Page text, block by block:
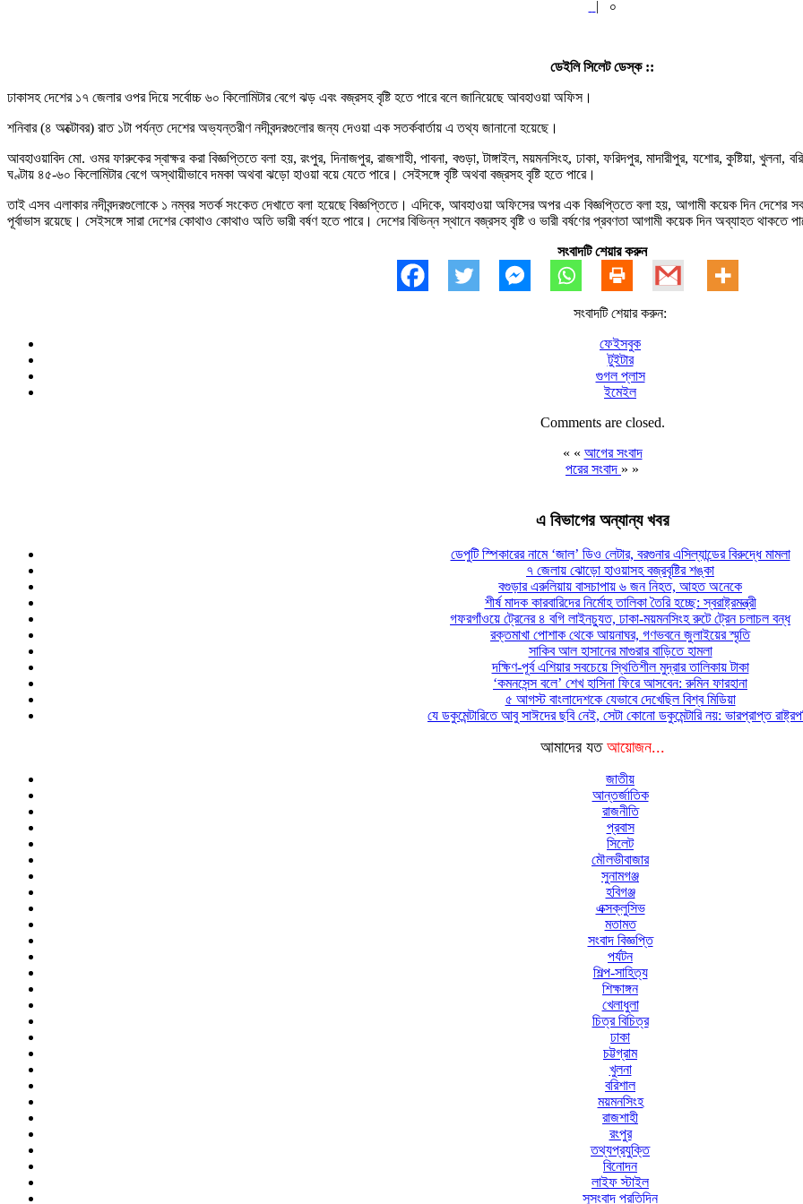
| ০
ডেইলি সিলেট ডেস্ক ::
ঢাকাসহ দেশের ১৭ জেলার ওপর দিয়ে সর্বোচ্চ ৬০ কিলোমিটার বেগে ঝড় এবং বজ্রসহ বৃষ্টি হতে পারে বলে জানিয়েছে আবহাওয়া অফিস।
শনিবার (৪ অক্টোবর) রাত ১টা পর্যন্ত দেশের অভ্যন্তরীণ নদীবন্দরগুলোর জন্য দেওয়া এক সতর্কবার্তায় এ তথ্য জানানো হয়েছে।
আবহাওয়াবিদ মো. ওমর ফারুকের স্বাক্ষর করা বিজ্ঞপ্তিতে বলা হয়, রংপুর, দিনাজপুর, রাজশাহী, পাবনা, বগুড়া, টাঙ্গাইল, ময়মনসিংহ, ঢাকা, ফরিদপুর, মাদারীপুর, যশোর, কুষ্টিয়া, খুলনা,
ঘণ্টায় ৪৫-৬০ কিলোমিটার বেগে অস্থায়ীভাবে দমকা অথবা ঝড়ো হাওয়া বয়ে যেতে পারে। সেইসঙ্গে বৃষ্টি অথবা বজ্রসহ বৃষ্টি হতে পারে।
তাই এসব এলাকার নদীবন্দরগুলোকে ১ নম্বর সতর্ক সংকেত দেখাতে বলা হয়েছে বিজ্ঞপ্তিতে। এদিকে, আবহাওয়া অফিসের অপর এক বিজ্ঞপ্তিতে বলা হয়, আগামী কয়েক দিন দেশের সব
পূর্বাভাস রয়েছে। সেইসঙ্গে সারা দেশের কোথাও কোথাও অতি ভারী বর্ষণ হতে পারে। দেশের বিভিন্ন স্থানে বজ্রসহ বৃষ্টি ও ভারী বর্ষণের প্রবণতা আগামী কয়েক দিন অব্যাহত থাকতে
সংবাদটি শেয়ার করুন
সংবাদটি শেয়ার করুন:
ফেইসবুক
টুইটার
গুগল প্লাস
ইমেইল
Comments are closed.
« « আগের সংবাদ
পরের সংবাদ » »
এ বিভাগের অন্যান্য খবর
ডেপুটি স্পিকারের নামে ‘জাল’ ডিও লেটার, বরগুনার এসিল্যান্ডের বিরুদ্ধে মামলা
৭ জেলায় ঝোড়ো হাওয়াসহ বজ্রবৃষ্টির শঙ্কা
বগুড়ার এরুলিয়ায় বাসচাপায় ৬ জন নিহত, আহত অনেকে
শীর্ষ মাদক কারবারিদের নির্মোহ তালিকা তৈরি হচ্ছে: স্বরাষ্ট্রমন্ত্রী
গফরগাঁওয়ে ট্রেনের ৪ বগি লাইনচ্যুত, ঢাকা-ময়মনসিংহ রুটে ট্রেন চলাচল বন্ধ
রক্তমাখা পোশাক থেকে আয়নাঘর, গণভবনে জুলাইয়ের স্মৃতি
সাকিব আল হাসানের মাগুরার বাড়িতে হামলা
দক্ষিণ-পূর্ব এশিয়ার সবচেয়ে স্থিতিশীল মুদ্রার তালিকায় টাকা
‘কমনসেন্স বলে’ শেখ হাসিনা ফিরে আসবেন: রুমিন ফারহানা
৫ আগস্ট বাংলাদেশকে যেভাবে দেখেছিল বিশ্ব মিডিয়া
যে ডকুমেন্টারিতে আবু সাঈদের ছবি নেই, সেটা কোনো ডকুমেন্টারি নয়: ভারপ্রাপ্ত
আমাদের যত আয়োজন...
জাতীয়
আন্তর্জাতিক
রাজনীতি
প্রবাস
সিলেট
মৌলভীবাজার
সুনামগঞ্জ
হবিগঞ্জ
এক্সক্লুসিভ
মতামত
সংবাদ বিজ্ঞপ্তি
পর্যটন
শিল্প-সাহিত্য
শিক্ষাঙ্গন
খেলাধুলা
চিত্র বিচিত্র
ঢাকা
চট্টগ্রাম
খুলনা
বরিশাল
ময়মনসিংহ
রাজশাহী
রংপুর
তথ্যপ্রযুক্তি
বিনোদন
লাইফ স্টাইল
সুসংবাদ প্রতিদিন